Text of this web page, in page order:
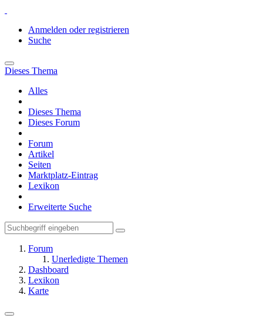
Anmelden oder registrieren
Suche
Dieses Thema
Alles
Dieses Thema
Dieses Forum
Forum
Artikel
Seiten
Marktplatz-Eintrag
Lexikon
Erweiterte Suche
Forum
Unerledigte Themen
Dashboard
Lexikon
Karte